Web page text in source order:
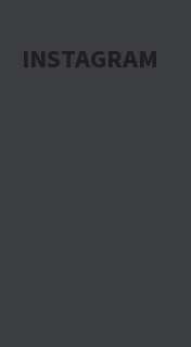
INSTAGRAM